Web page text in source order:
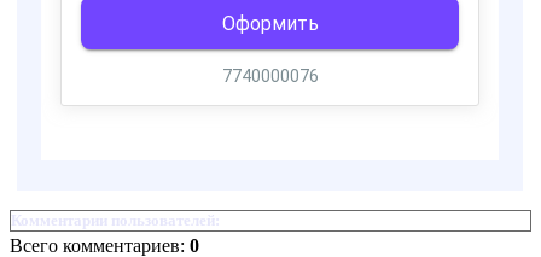
Комментарии пользователей:
Всего комментариев: 0